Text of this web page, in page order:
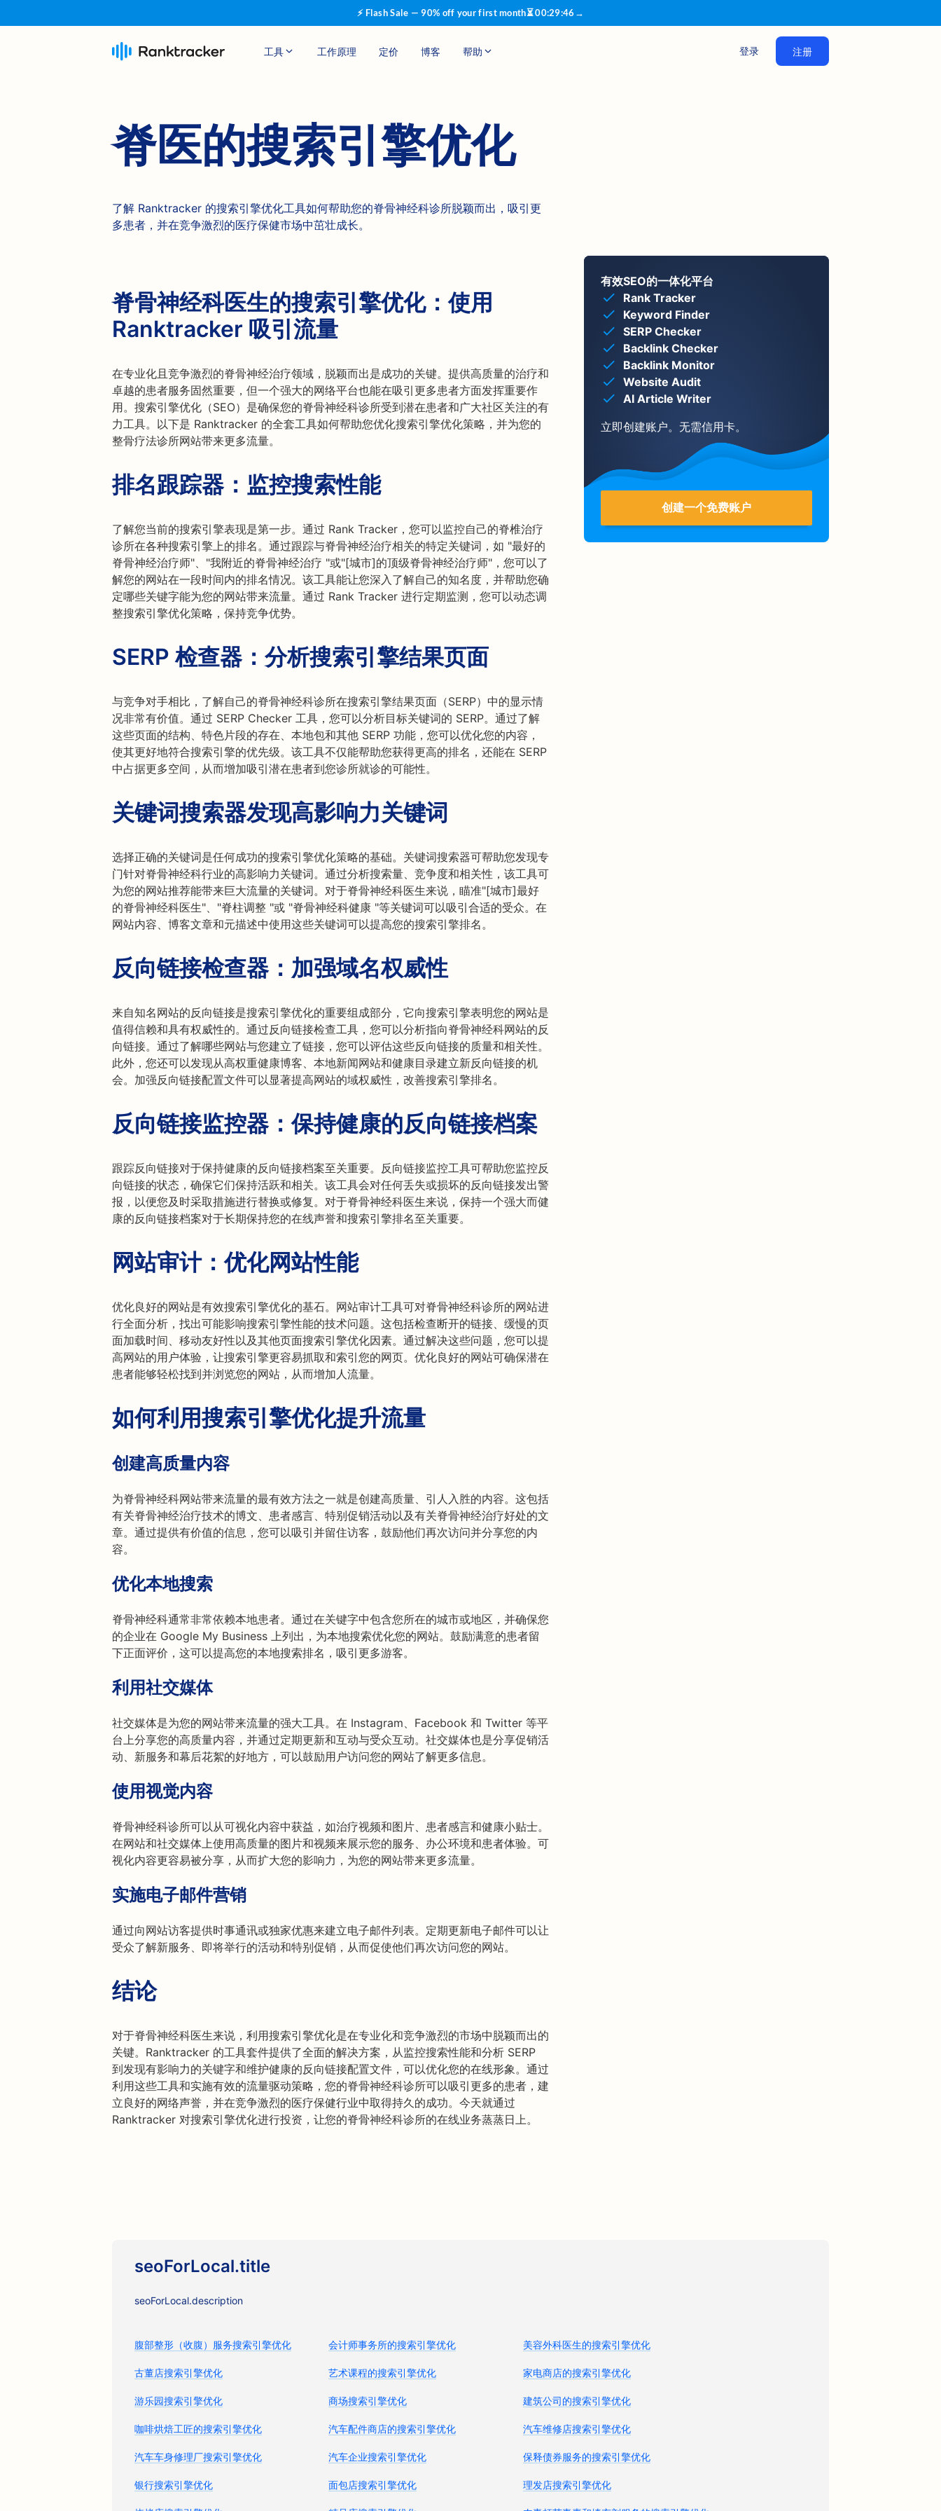
⚡ Flash Sale — 90% off your first month⏳00:29:45 →
工具 工作原理 定价 博客 帮助 登录 注册
脊医的搜索引擎优化
了解 Ranktracker 的搜索引擎优化工具如何帮助您的脊骨神经科诊所脱颖而出，吸引更
多患者，并在竞争激烈的医疗保健市场中茁壮成长。
脊骨神经科医生的搜索引擎优化：使用
Ranktracker 吸引流量
在专业化且竞争激烈的脊骨神经治疗领域，脱颖而出是成功的关键。提供高质量的治疗和
卓越的患者服务固然重要，但一个强大的网络平台也能在吸引更多患者方面发挥重要作
用。搜索引擎优化（SEO）是确保您的脊骨神经科诊所受到潜在患者和广大社区关注的有
力工具。以下是 Ranktracker 的全套工具如何帮助您优化搜索引擎优化策略，并为您的
整骨疗法诊所网站带来更多流量。
排名跟踪器：监控搜索性能
了解您当前的搜索引擎表现是第一步。通过 Rank Tracker，您可以监控自己的脊椎治疗
诊所在各种搜索引擎上的排名。通过跟踪与脊骨神经治疗相关的特定关键词，如 "最好的
脊骨神经治疗师"、"我附近的脊骨神经治疗 "或"[城市]的顶级脊骨神经治疗师"，您可以了
解您的网站在一段时间内的排名情况。该工具能让您深入了解自己的知名度，并帮助您确
定哪些关键字能为您的网站带来流量。通过 Rank Tracker 进行定期监测，您可以动态调
整搜索引擎优化策略，保持竞争优势。
SERP 检查器：分析搜索引擎结果页面
与竞争对手相比，了解自己的脊骨神经科诊所在搜索引擎结果页面（SERP）中的显示情
况非常有价值。通过 SERP Checker 工具，您可以分析目标关键词的 SERP。通过了解
这些页面的结构、特色片段的存在、本地包和其他 SERP 功能，您可以优化您的内容，
使其更好地符合搜索引擎的优先级。该工具不仅能帮助您获得更高的排名，还能在 SERP
中占据更多空间，从而增加吸引潜在患者到您诊所就诊的可能性。
关键词搜索器发现高影响力关键词
选择正确的关键词是任何成功的搜索引擎优化策略的基础。关键词搜索器可帮助您发现专
门针对脊骨神经科行业的高影响力关键词。通过分析搜索量、竞争度和相关性，该工具可
为您的网站推荐能带来巨大流量的关键词。对于脊骨神经科医生来说，瞄准"[城市]最好
的脊骨神经科医生"、"脊柱调整 "或 "脊骨神经科健康 "等关键词可以吸引合适的受众。在
网站内容、博客文章和元描述中使用这些关键词可以提高您的搜索引擎排名。
反向链接检查器：加强域名权威性
来自知名网站的反向链接是搜索引擎优化的重要组成部分，它向搜索引擎表明您的网站是
值得信赖和具有权威性的。通过反向链接检查工具，您可以分析指向脊骨神经科网站的反
向链接。通过了解哪些网站与您建立了链接，您可以评估这些反向链接的质量和相关性。
此外，您还可以发现从高权重健康博客、本地新闻网站和健康目录建立新反向链接的机
会。加强反向链接配置文件可以显著提高网站的域权威性，改善搜索引擎排名。
反向链接监控器：保持健康的反向链接档案
跟踪反向链接对于保持健康的反向链接档案至关重要。反向链接监控工具可帮助您监控反
向链接的状态，确保它们保持活跃和相关。该工具会对任何丢失或损坏的反向链接发出警
报，以便您及时采取措施进行替换或修复。对于脊骨神经科医生来说，保持一个强大而健
康的反向链接档案对于长期保持您的在线声誉和搜索引擎排名至关重要。
网站审计：优化网站性能
优化良好的网站是有效搜索引擎优化的基石。网站审计工具可对脊骨神经科诊所的网站进
行全面分析，找出可能影响搜索引擎性能的技术问题。这包括检查断开的链接、缓慢的页
面加载时间、移动友好性以及其他页面搜索引擎优化因素。通过解决这些问题，您可以提
高网站的用户体验，让搜索引擎更容易抓取和索引您的网页。优化良好的网站可确保潜在
患者能够轻松找到并浏览您的网站，从而增加人流量。
如何利用搜索引擎优化提升流量
创建高质量内容
为脊骨神经科网站带来流量的最有效方法之一就是创建高质量、引人入胜的内容。这包括
有关脊骨神经治疗技术的博文、患者感言、特别促销活动以及有关脊骨神经治疗好处的文
章。通过提供有价值的信息，您可以吸引并留住访客，鼓励他们再次访问并分享您的内
容。
优化本地搜索
脊骨神经科通常非常依赖本地患者。通过在关键字中包含您所在的城市或地区，并确保您
的企业在 Google My Business 上列出，为本地搜索优化您的网站。鼓励满意的患者留
下正面评价，这可以提高您的本地搜索排名，吸引更多游客。
利用社交媒体
社交媒体是为您的网站带来流量的强大工具。在 Instagram、Facebook 和 Twitter 等平
台上分享您的高质量内容，并通过定期更新和互动与受众互动。社交媒体也是分享促销活
动、新服务和幕后花絮的好地方，可以鼓励用户访问您的网站了解更多信息。
使用视觉内容
脊骨神经科诊所可以从可视化内容中获益，如治疗视频和图片、患者感言和健康小贴士。
在网站和社交媒体上使用高质量的图片和视频来展示您的服务、办公环境和患者体验。可
视化内容更容易被分享，从而扩大您的影响力，为您的网站带来更多流量。
实施电子邮件营销
通过向网站访客提供时事通讯或独家优惠来建立电子邮件列表。定期更新电子邮件可以让
受众了解新服务、即将举行的活动和特别促销，从而促使他们再次访问您的网站。
结论
对于脊骨神经科医生来说，利用搜索引擎优化是在专业化和竞争激烈的市场中脱颖而出的
关键。Ranktracker 的工具套件提供了全面的解决方案，从监控搜索性能和分析 SERP
到发现有影响力的关键字和维护健康的反向链接配置文件，可以优化您的在线形象。通过
利用这些工具和实施有效的流量驱动策略，您的脊骨神经科诊所可以吸引更多的患者，建
立良好的网络声誉，并在竞争激烈的医疗保健行业中取得持久的成功。今天就通过
Ranktracker 对搜索引擎优化进行投资，让您的脊骨神经科诊所的在线业务蒸蒸日上。
有效SEO的一体化平台
Rank Tracker
Keyword Finder
SERP Checker
Backlink Checker
Backlink Monitor
Website Audit
AI Article Writer
立即创建账户。无需信用卡。
创建一个免费账户
seoForLocal.title
seoForLocal.description
腹部整形（收腹）服务搜索引擎优化 会计师事务所的搜索引擎优化 美容外科医生的搜索引擎优化
古董店搜索引擎优化 艺术课程的搜索引擎优化 家电商店的搜索引擎优化
游乐园搜索引擎优化 商场搜索引擎优化 建筑公司的搜索引擎优化
咖啡烘焙工匠的搜索引擎优化 汽车配件商店的搜索引擎优化 汽车维修店搜索引擎优化
汽车车身修理厂搜索引擎优化 汽车企业搜索引擎优化 保释债券服务的搜索引擎优化
银行搜索引擎优化 面包店搜索引擎优化 理发店搜索引擎优化